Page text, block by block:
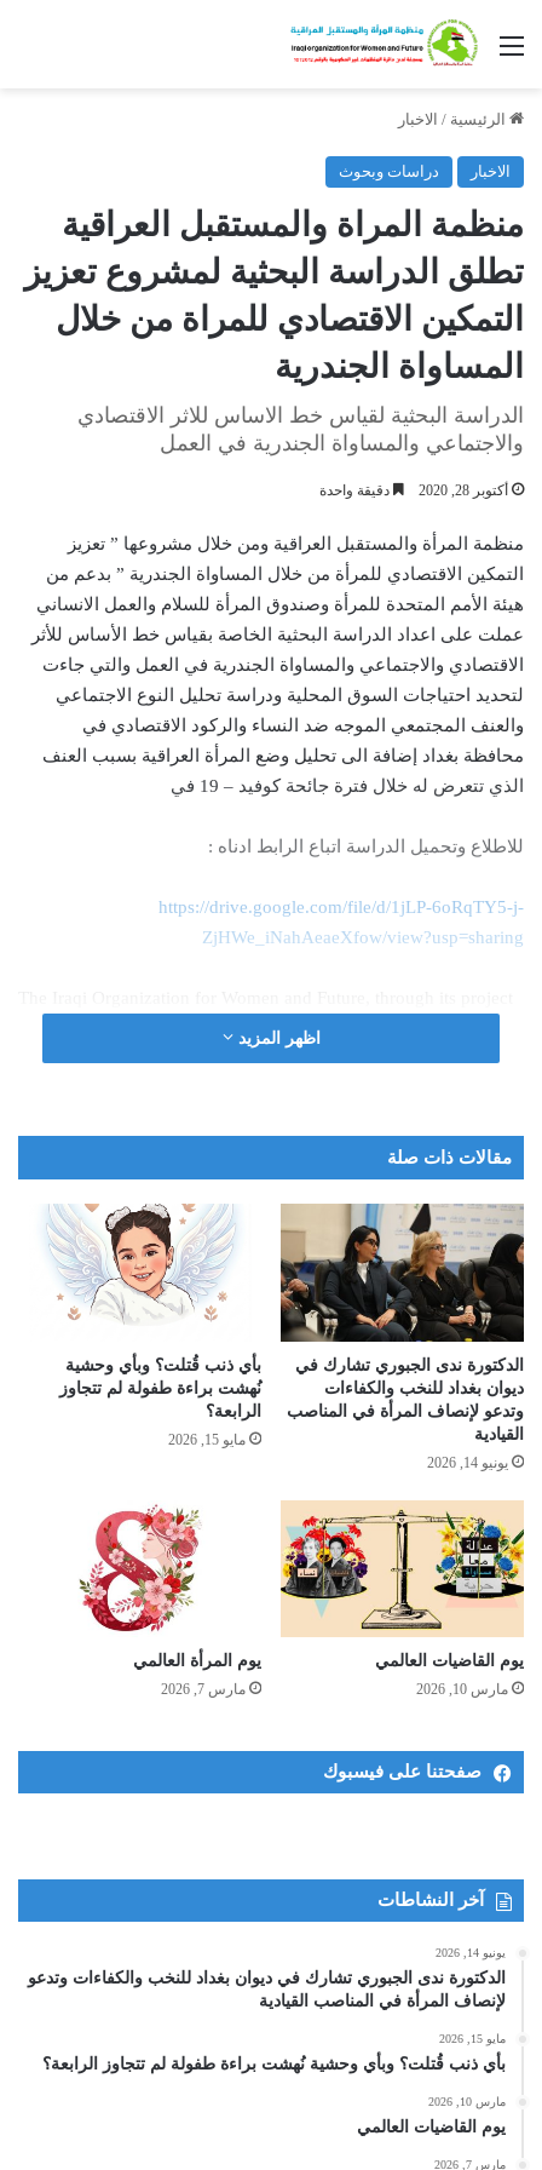
القائمة
الرئيسية / الاخبار
الاخبار دراسات وبحوث
منظمة المراة والمستقبل العراقية
تطلق الدراسة البحثية لمشروع تعزيز
التمكين الاقتصادي للمراة من خلال
المساواة الجندرية
الدراسة البحثية لقياس خط الاساس للاثر الاقتصادي
والاجتماعي والمساواة الجندرية في العمل
أكتوبر 28, 2020 دقيقة واحدة
منظمة المرأة والمستقبل العراقية ومن خلال مشروعها ” تعزيز
التمكين الاقتصادي للمرأة من خلال المساواة الجندرية ” بدعم من
هيئة الأمم المتحدة للمرأة وصندوق المرأة للسلام والعمل الانساني
عملت على اعداد الدراسة البحثية الخاصة بقياس خط الأساس للأثر
الاقتصادي والاجتماعي والمساواة الجندرية في العمل والتي جاءت
لتحديد احتياجات السوق المحلية ودراسة تحليل النوع الاجتماعي
والعنف المجتمعي الموجه ضد النساء والركود الاقتصادي في
محافظة بغداد إضافة الى تحليل وضع المرأة العراقية بسبب العنف
الذي تتعرض له خلال فترة جائحة كوفيد – 19 في
للاطلاع وتحميل الدراسة اتباع الرابط ادناه :
https://drive.google.com/file/d/1jLP-6oRqTY5-j-
ZjHWe_iNahAeaeXfow/view?usp=sharing
on “Promoting the Economic Empowerment of Women through
Gender Equality” with the support of the United Nations Entity for
the “Research Study on Measuring the Baseline of the Economic
and Social Impact and Gender Equality in Employment”, which
was conducted to determine the needs of the local market and to
study gender analysis and societal violence against women, as
well as the economic recession in Baghdad, in addition to
analyzing the status of Iraqi women as a result of the violence they
are exposed to during the COVID-19 pandemic in Baghdad.
https://drive.google.com/file/d/1vuAqYzPySPiQ2eFkX9a4kdIa0Bi
اظهر المزيد
مقالات ذات صلة
الدكتورة ندى الجبوري تشارك في
ديوان بغداد للنخب والكفاءات
وتدعو لإنصاف المرأة في المناصب
القيادية
يونيو 14, 2026
بأي ذنب قُتلت؟ وبأي وحشية
نُهشت براءة طفولة لم تتجاوز
الرابعة؟
مايو 15, 2026
يوم القاضيات العالمي
مارس 10, 2026
يوم المرأة العالمي
مارس 7, 2026
صفحتنا على فيسبوك
آخر النشاطات
يونيو 14, 2026
الدكتورة ندى الجبوري تشارك في ديوان بغداد للنخب والكفاءات وتدعو
لإنصاف المرأة في المناصب القيادية
مايو 15, 2026
بأي ذنب قُتلت؟ وبأي وحشية نُهشت براءة طفولة لم تتجاوز الرابعة؟
مارس 10, 2026
يوم القاضيات العالمي
مارس 7, 2026